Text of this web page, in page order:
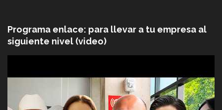
Programa enlace: para llevar a tu empresa al
siguiente nivel (video)